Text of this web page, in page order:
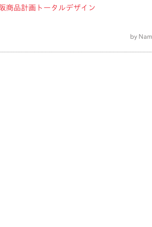
商品計画トータルデザイン
by